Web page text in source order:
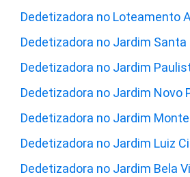
Dedetizadora no Loteamento
Dedetizadora no Jardim Santa
Dedetizadora no Jardim
Dedetizadora no Jardim Novo
Dedetizadora no Jardim
Dedetizadora no Jardim Luiz
Dedetizadora no Jardim Bela